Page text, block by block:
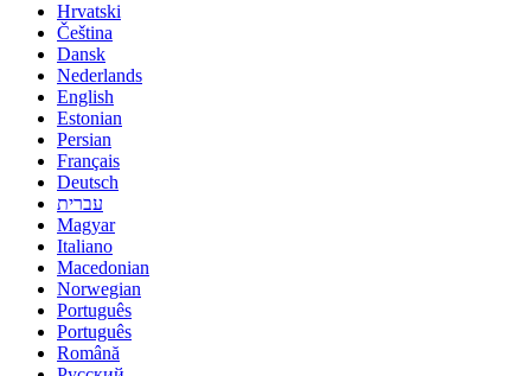
Hrvatski
Čeština
Dansk
Nederlands
English
Estonian
Persian
Français
Deutsch
עברית
Magyar
Italiano
Macedonian
Norwegian
Português
Português
Română